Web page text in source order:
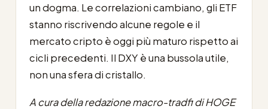
un dogma. Le correlazioni cambiano, gli ETF
stanno riscrivendo alcune regole e il
mercato cripto è oggi più maturo rispetto ai
cicli precedenti. Il DXY è una bussola utile,
non una sfera di cristallo.
A cura della redazione macro-tradfi di HOGE